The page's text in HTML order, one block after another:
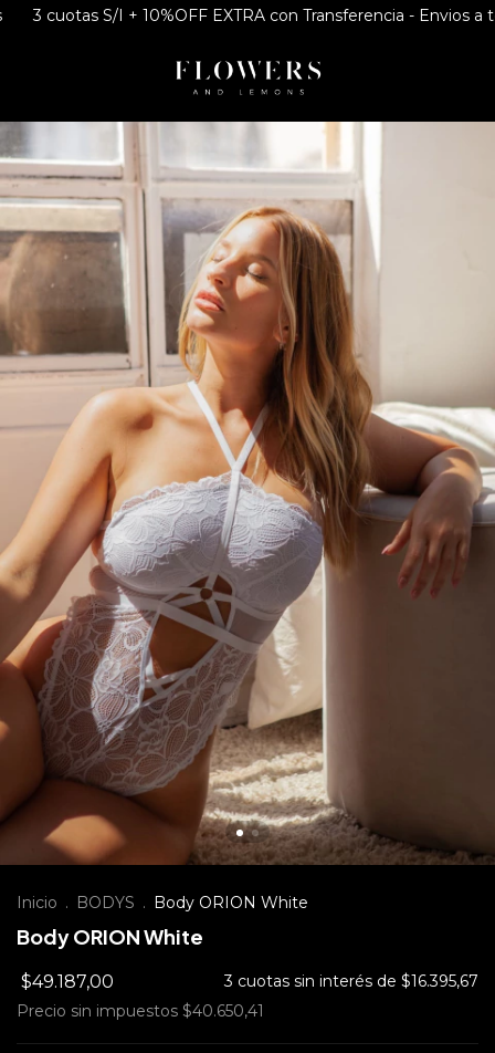
3 cuotas S/I + 10%OFF EXTRA con Transferencia - Envios a
Inicio . BODYS . Body ORION White
Body ORION White
$49.187,00 3 cuotas sin interés de $16.395,67
Precio sin impuestos $40.650,41